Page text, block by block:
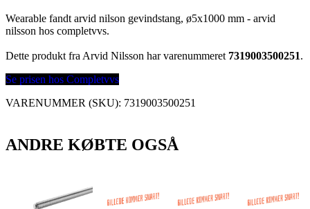
Wearable fandt arvid nilson gevindstang, ø5x1000 mm - arvid
nilsson hos completvvs.
Dette produkt fra Arvid Nilsson har varenummeret 7319003500251.
Se prisen hos Completvvs
VARENUMMER (SKU): 7319003500251
ANDRE KØBTE OGSÅ